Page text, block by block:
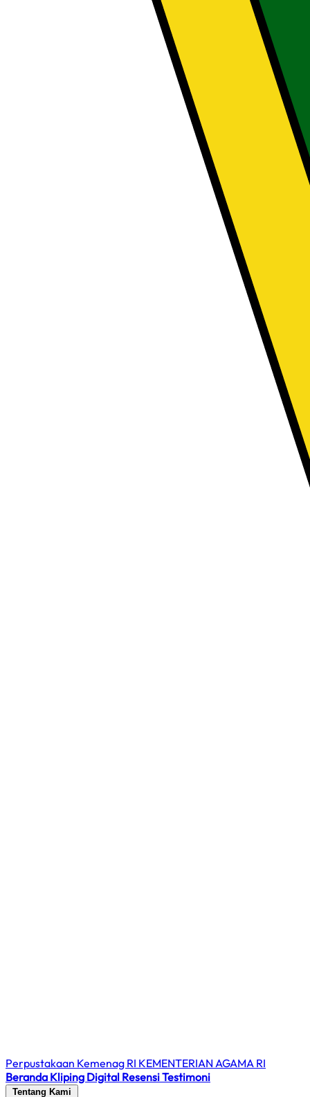
Perpustakaan Kemenag RI KEMENTERIAN AGAMA RI
Beranda Kliping Digital ResensiTestimoni
Tentang Kami